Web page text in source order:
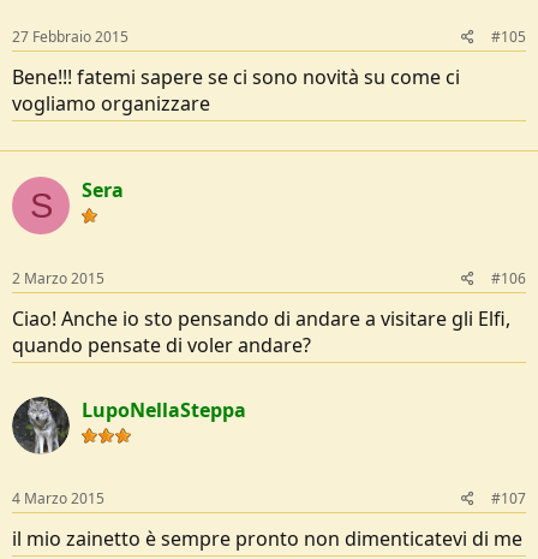
27 Febbraio 2015 #105
Bene!!! fatemi sapere se ci sono novità su come ci
vogliamo organizzare
S Sera
2 Marzo 2015 #106
Ciao! Anche io sto pensando di andare a visitare gli Elfi,
quando pensate di voler andare?
LupoNellaSteppa
4 Marzo 2015 #107
il mio zainetto è sempre pronto non dimenticatevi di me